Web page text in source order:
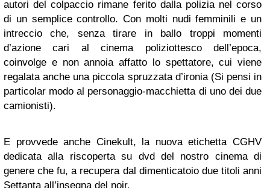
autori del colpaccio rimane ferito dalla polizia nel corso
di un semplice controllo. Con molti nudi femminili e un
intreccio che, senza tirare in ballo troppi momenti
d’azione cari al cinema poliziottesco dell’epoca,
coinvolge e non annoia affatto lo spettatore, cui viene
regalata anche una piccola spruzzata d’ironia (Si pensi in
particolar modo al personaggio-macchietta di uno dei due
camionisti).
E provvede anche Cinekult, la nuova etichetta CGHV
dedicata alla riscoperta su dvd del nostro cinema di
genere che fu, a recupera dal dimenticatoio due titoli anni
Settanta all’insegna del noir.